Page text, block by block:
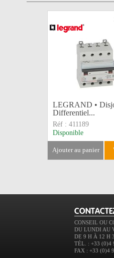
LEGRAND •
Differentiel...
Réf : 411189
Disponible
ajouter au panier
CONSEIL OU
DU LUNDI AU
DE 9 H À 12 H
TÉL. : +33 (0)4
FAX : +33 (0)4